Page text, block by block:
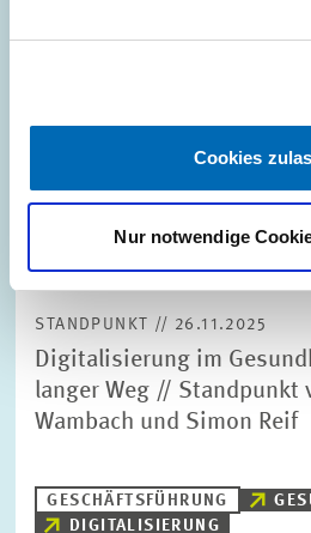
Cookies
Nur notwendige
STANDPUNKT // 26.11.2025
Digitalisierung im
langer Weg // Standpunkt
Wambach und Simon Reif
GESCHÄFTSFÜHRUNG
DIGITALISIERUNG